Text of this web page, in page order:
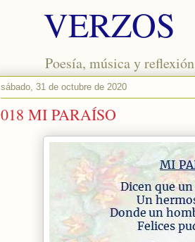
VERZOS
Poesía, música y reflexión
sábado, 31 de octubre de 2020
018 MI PARAÍSO